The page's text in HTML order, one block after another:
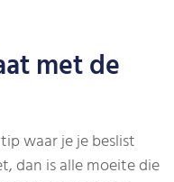
met de
waar je je beslist
dan is alle moeite die